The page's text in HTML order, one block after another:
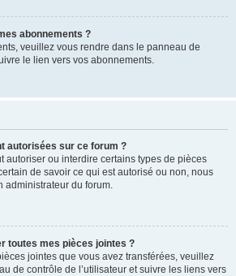
abonnements ?
veuillez vous rendre dans le panneau de
le lien vers vos abonnements.
autorisées sur ce forum ?
autoriser ou interdire certains types de pièces
de savoir ce qui est autorisé ou non, nous
administrateur du forum.
toutes mes pièces jointes ?
jointes que vous avez transférées, veuillez
de contrôle de l’utilisateur et suivre les liens vers